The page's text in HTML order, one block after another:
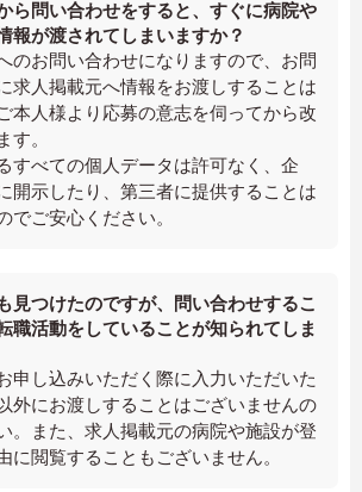
ら問い合わせをすると、すぐに病院や
報が渡されてしまいますか？
のお問い合わせになりますので、お問
求人掲載元へ情報をお渡しすることは
本人様より応募の意志を伺ってから改
す。
すべての個人データは許可なく、企
開示したり、第三者に提供することは
でご安心ください。
見つけたのですが、問い合わせするこ
職活動をしていることが知られてしま
申し込みいただく際に入力いただいた
外にお渡しすることはございませんの
。また、求人掲載元の病院や施設が登
に閲覧することもございません。